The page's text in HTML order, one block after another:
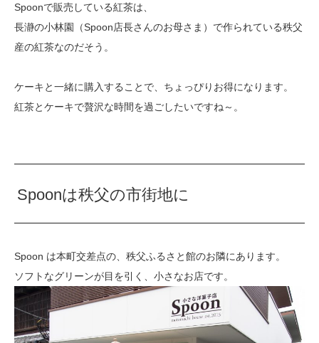
Spoonで販売している紅茶は、
長瀞の小林園（Spoon店長さんのお母さま）で作られている秩父
産の紅茶なのだそう。
ケーキと一緒に購入することで、ちょっぴりお得になります。
紅茶とケーキで贅沢な時間を過ごしたいですね～。
Spoonは秩父の市街地に
Spoon は本町交差点の、秩父ふるさと館のお隣にあります。
ソフトなグリーンが目を引く、小さなお店です。